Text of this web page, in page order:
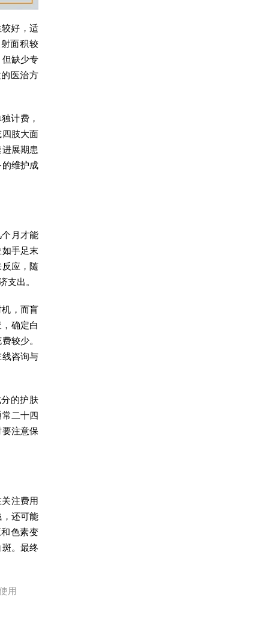
好，适
面积较
缺少专
医治方
计费，
肢大面
展期患
维护成
月才能
手足末
应，随
支出。
，而盲
确定白
较少。
咨询与
的护肤
二十四
注意保
注费用
还可能
色素变
。最终
用